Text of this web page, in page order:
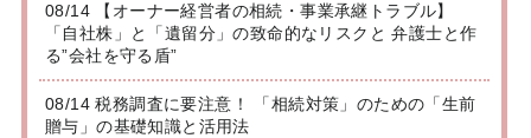
08/14 【オーナー経営者の相続・事業承継トラブル】
「自社株」と「遺留分」の致命的なリスクと 弁護士と作
る”会社を守る盾”
08/14 税務調査に要注意！ 「相続対策」のための「生前
贈与」の基礎知識と活用法